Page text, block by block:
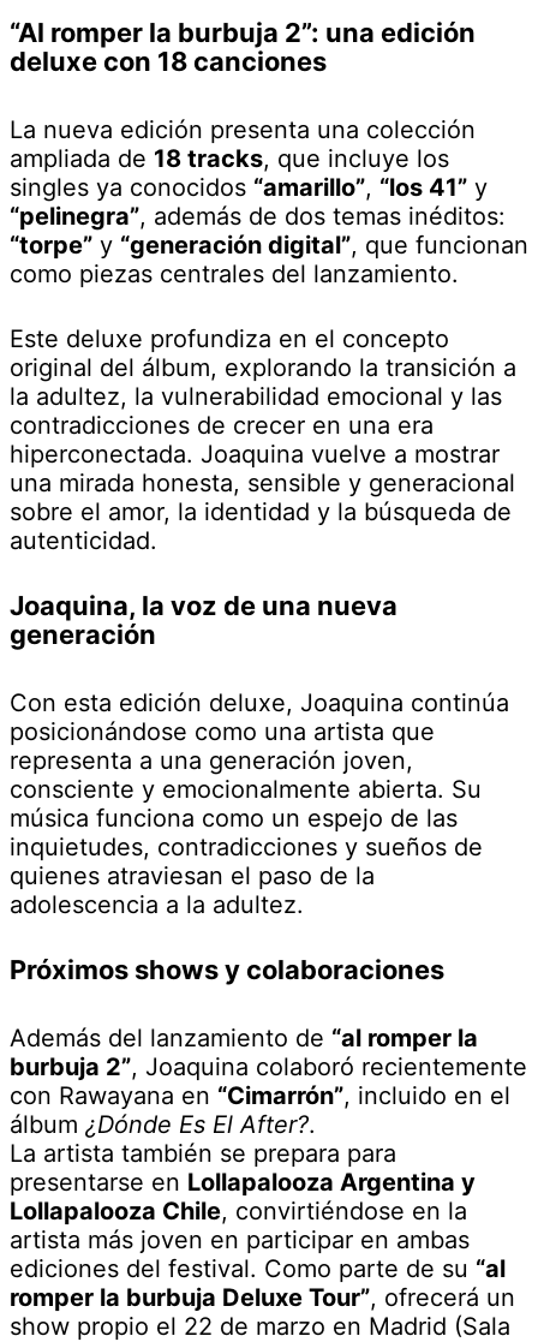
“Al romper la burbuja 2”: una edición
deluxe con 18 canciones
La nueva edición presenta una colección
ampliada de 18 tracks, que incluye los
singles ya conocidos “amarillo”, “los 41” y
“pelinegra”, además de dos temas inéditos:
“torpe” y “generación digital”, que funcionan
como piezas centrales del lanzamiento.
Este deluxe profundiza en el concepto
original del álbum, explorando la transición a
la adultez, la vulnerabilidad emocional y las
contradicciones de crecer en una era
hiperconectada. Joaquina vuelve a mostrar
una mirada honesta, sensible y generacional
sobre el amor, la identidad y la búsqueda de
autenticidad.
Joaquina, la voz de una nueva
generación
Con esta edición deluxe, Joaquina continúa
posicionándose como una artista que
representa a una generación joven,
consciente y emocionalmente abierta. Su
música funciona como un espejo de las
inquietudes, contradicciones y sueños de
quienes atraviesan el paso de la
adolescencia a la adultez.
Próximos shows y colaboraciones
Además del lanzamiento de “al romper la
burbuja 2”, Joaquina colaboró recientemente
con Rawayana en “Cimarrón”, incluido en el
álbum ¿Dónde Es El After?.
La artista también se prepara para
presentarse en Lollapalooza Argentina y
Lollapalooza Chile, convirtiéndose en la
artista más joven en participar en ambas
ediciones del festival. Como parte de su “al
romper la burbuja Deluxe Tour”, ofrecerá un
show propio el 22 de marzo en Madrid (Sala